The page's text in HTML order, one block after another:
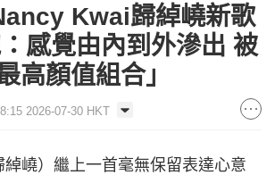
Kwai歸綽嶢新歌
感覺由內到外滲出 被
高顏值組合」
2026-07-30 HKT
綽嶢）繼上一首毫無保留表達心意